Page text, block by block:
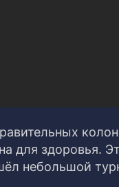
для здоровья.
небольшой